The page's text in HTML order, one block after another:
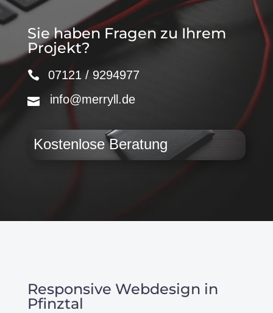
Sie haben Fragen zu Ihrem
Projekt?
07121 / 9294977
info@merryll.de
Kostenlose Beratung
Responsive Webdesign in
Pfinztal